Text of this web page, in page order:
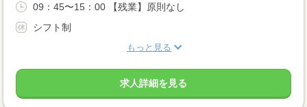
09：45〜15：00 【残業】原則なし
シフト制
もっと見る
求人詳細を見る